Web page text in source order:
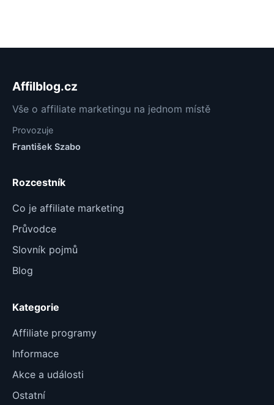
Affilblog.cz
Vše o affiliate marketingu na jednom místě
Provozuje
František Szabo
Rozcestník
Co je affiliate marketing
Průvodce
Slovník pojmů
Blog
Kategorie
Affiliate programy
Informace
Akce a události
Ostatní